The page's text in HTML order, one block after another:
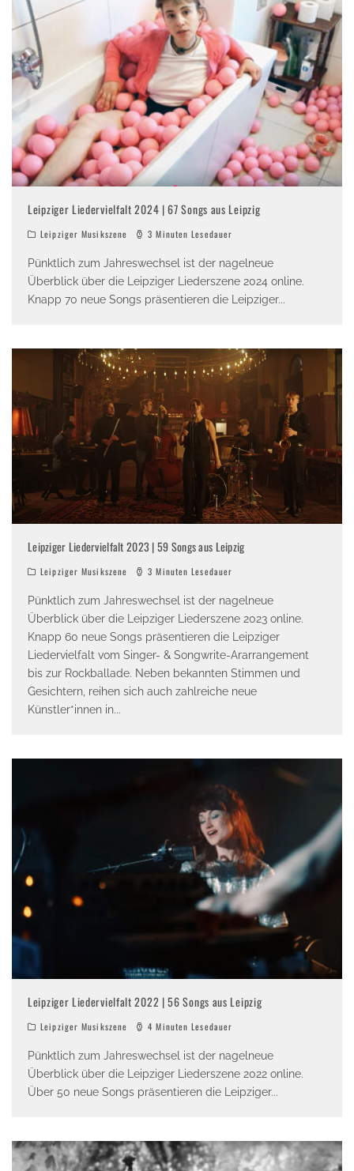
Leipziger Liedervielfalt 2024 | 67 Songs aus Leipzig
Leipziger Musikszene 3 Minuten Lesedauer
Pünktlich zum Jahreswechsel ist der nagelneue
Überblick über die Leipziger Liederszene 2024 online.
Knapp 70 neue Songs präsentieren die Leipziger...
Leipziger Liedervielfalt 2023 | 59 Songs aus Leipzig
Leipziger Musikszene 3 Minuten Lesedauer
Pünktlich zum Jahreswechsel ist der nagelneue
Überblick über die Leipziger Liederszene 2023 online.
Knapp 60 neue Songs präsentieren die Leipziger
Liedervielfalt vom Singer- & Songwrite-Ararrangement
bis zur Rockballade. Neben bekannten Stimmen und
Gesichtern, reihen sich auch zahlreiche neue
Künstler*innen in...
Leipziger Liedervielfalt 2022 | 56 Songs aus Leipzig
Leipziger Musikszene 4 Minuten Lesedauer
Pünktlich zum Jahreswechsel ist der nagelneue
Überblick über die Leipziger Liederszene 2022 online.
Über 50 neue Songs präsentieren die Leipziger...